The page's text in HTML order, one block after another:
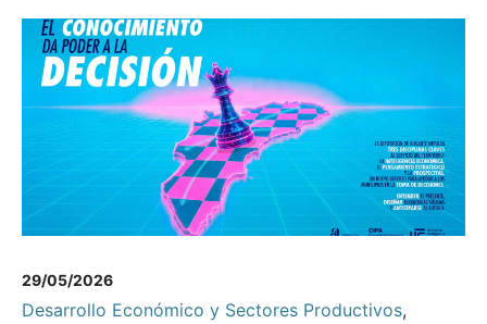
29/05/2026
Desarrollo Económico y Sectores Productivos,